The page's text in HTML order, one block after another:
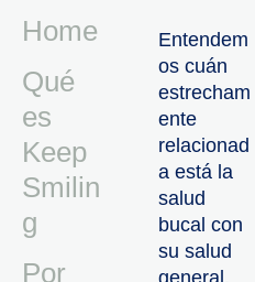
Home
Qué
es
Keep
Smilin
g
Por
Entendem
os cuán
estrecham
ente
relacionad
a está la
salud
bucal con
su salud